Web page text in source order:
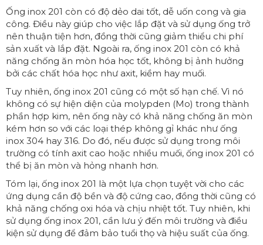
Ống inox 201 còn có độ dẻo dai tốt, dễ uốn cong và gia
công. Điều này giúp cho việc lắp đặt và sử dụng ống trở
nên thuận tiện hơn, đồng thời cũng giảm thiểu chi phí
sản xuất và lắp đặt. Ngoài ra, ống inox 201 còn có khả
năng chống ăn mòn hóa học tốt, không bị ảnh hưởng
bởi các chất hóa học như axit, kiềm hay muối.
Tuy nhiên, ống inox 201 cũng có một số hạn chế. Vì nó
không có sự hiện diện của molypden (Mo) trong thành
phần hợp kim, nên ống này có khả năng chống ăn mòn
kém hơn so với các loại thép không gỉ khác như ống
inox 304 hay 316. Do đó, nếu được sử dụng trong môi
trường có tính axit cao hoặc nhiều muối, ống inox 201 có
thể bị ăn mòn và hỏng nhanh hơn.
Tóm lại, ống inox 201 là một lựa chọn tuyệt vời cho các
ứng dụng cần độ bền và độ cứng cao, đồng thời cũng có
khả năng chống oxi hóa và chịu nhiệt tốt. Tuy nhiên, khi
sử dụng ống inox 201, cần lưu ý đến môi trường và điều
kiện sử dụng để đảm bảo tuổi thọ và hiệu suất của ống.